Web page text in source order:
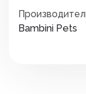
Bambini Pets